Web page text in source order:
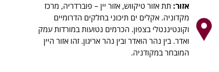
אזור: תת אזור טיקווש, אזור יין – פוברדריה, מרכז
מקדוניה. אקלים ים תיכוני בחלקים הדרומיים
וקונטיננטלי בצפון. הכרמים נטועות במורדות עמק
ואדר. בין נהר הואדר ובין נהר אריגון. זהו אזור היין
המובחר במקודניה.